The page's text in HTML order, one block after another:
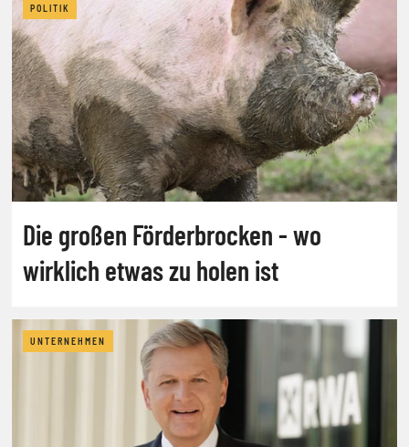
POLITIK
Die großen Förderbrocken - wo
wirklich etwas zu holen ist
UNTERNEHMEN